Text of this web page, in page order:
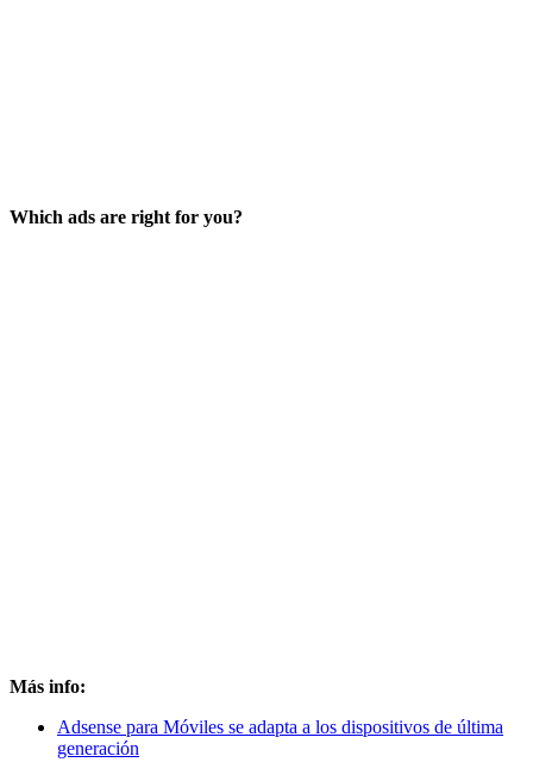
Which ads are right for you?
Más info:
Adsense para Móviles se adapta a los dispositivos de última
generación